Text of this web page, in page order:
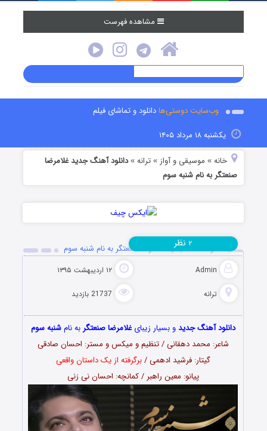
مشاهده فهرست
وب‌سایت دوستی‌هادانلود و تماشای فیلم
یکشنبه ۱۸ مرداد ۱۴۰۵
خانه » موسیقی و آواز »ترانه »دانلود آهنگ جدید غلامرضا
صنعتگر به نام شنبه سوم
دانلود آهنگ جدید غلامرضا صنعتگر به نام شنبه سوم
Admin ۱۲ اردیبهشت ۱۳۹۵
ترانه 21737 بازدید
۲ نظر
دانلود آهنگ جدیدو بسیار زیبایغلامرضا صنعتگر به نامشنبه سوم
شاعر: محمد دهقانی / تنظیم و میکس و مستر: احسان صادقی
گیتار: فرشید ادهمی /برگرفته از یک داستان واقعی
پیانو: معین راهبر / کمانچه: احسان نی زنی